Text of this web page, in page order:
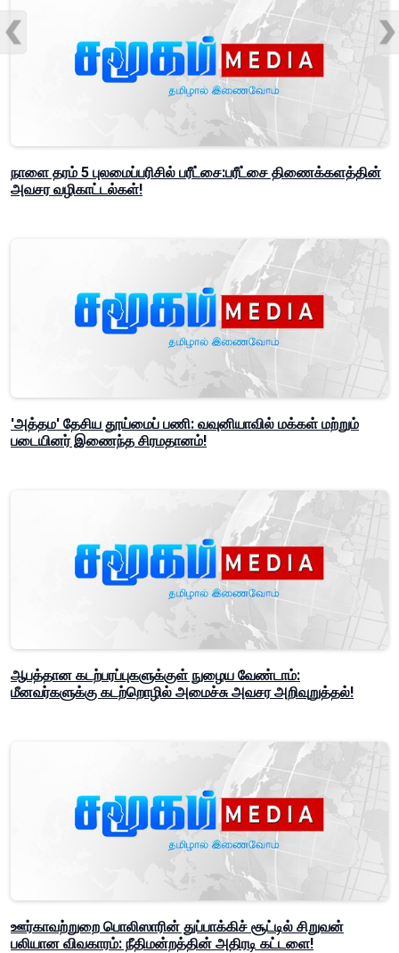
நாளை தரம் 5 புலமைப்பரிசில் பரீட்சை:பரீட்சை திணைக்களத்தின்
அவசர வழிகாட்டல்கள்!
'அத்தம' தேசிய தூய்மைப் பணி: வவுனியாவில் மக்கள் மற்றும்
படையினர் இணைந்த சிரமதானம்!
ஆபத்தான கடற்பரப்புகளுக்குள் நுழைய வேண்டாம்:
மீனவர்களுக்கு கடற்றொழில் அமைச்சு அவசர அறிவுறுத்தல்!
ஊர்காவற்றுறை பொலிஸாரின் துப்பாக்கிச் சூட்டில் சிறுவன்
பலியான விவகாரம்: நீதிமன்றத்தின் அதிரடி கட்டளை!